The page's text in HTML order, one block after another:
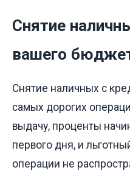
Снятие
вашего
Снятие наличных с
самых дорогих
выдачу, проценты
первого дня, и
операции не